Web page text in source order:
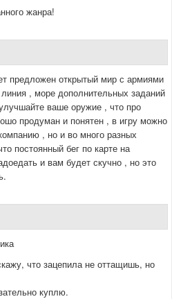
жанра!
предложен открытый мир с армиями
, море дополнительных заданий
ваше оружие , что про
продуман и понятен , в игру можно
, но и во много разных
постоянный бег по карте на
и вам будет скучно , но это
что зацепила не оттащишь, но
куплю.